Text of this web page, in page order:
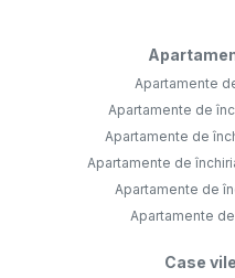
Apartamente
Apartamente de
Apartamente de
Apartamente de
Apartamente de
Apartamente
Case